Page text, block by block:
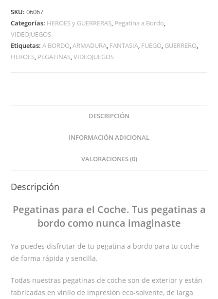
BORDO
cantidad
SKU:06067
Categorías: HEROES y GUERRERAS, Pegatina a Bordo,
VIDEOJUEGOS
Etiquetas:A BORDO,ARMADURA, FANTASIA, FUEGO, GUERRERO,
HEROES, PEGATINAS,VIDEOJUEGOS
DESCRIPCIÓN
INFORMACIÓN ADICIONAL
VALORACIONES (0)
Descripción
Pegatinas para el Coche. Tus pegatinas a
bordocomo nunca imaginaste
Ya puedes disfrutar de tu pegatina a bordo para tu coche
de forma rápida y sencilla.
Todas nuestras pegatinas de coche son de exterior y están
fabricadas en vinilo de impresión eco-solvente, de larga